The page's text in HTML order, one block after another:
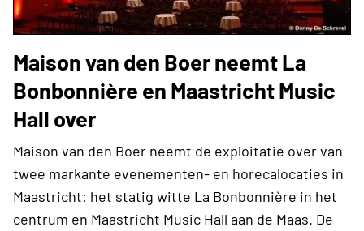
Maison van den Boer neemt La
Bonbonnière en Maastricht Music
Hall over
Maison van den Boer neemt de exploitatie over van
twee markante evenementen- en horecalocaties in
Maastricht: het statig witte La Bonbonnière in het
centrum en Maastricht Music Hall aan de Maas. De